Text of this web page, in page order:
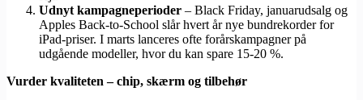
Udnyt kampagneperioder – Black Friday, januarudsalg og
Apples Back-to-School slår hvert år nye bundrekorder for
iPad-priser. I marts lanceres ofte forårskampagner på
udgående modeller, hvor du kan spare 15-20 %.
Vurder kvaliteten – chip, skærm og tilbehør